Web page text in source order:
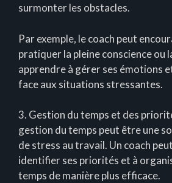
surmonter les obstacles.
Par exemple, le coach peut
pratiquer la pleine conscience ou
apprendre à gérer ses émotions
face aux situations stressantes.
3. Gestion du temps et des
gestion du temps peut être une
de stress au travail. Un coach
identifier ses priorités et à
temps de manière plus efficace.